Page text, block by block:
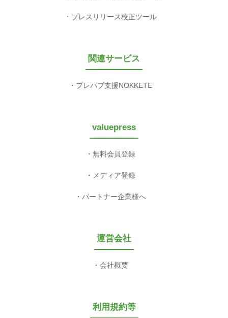
プレスリリース校正ツール
関連サービス
プレパブ支援NOKKETE
valuepress
無料会員登録
メディア登録
パートナー企業様へ
運営会社
会社概要
利用規約等